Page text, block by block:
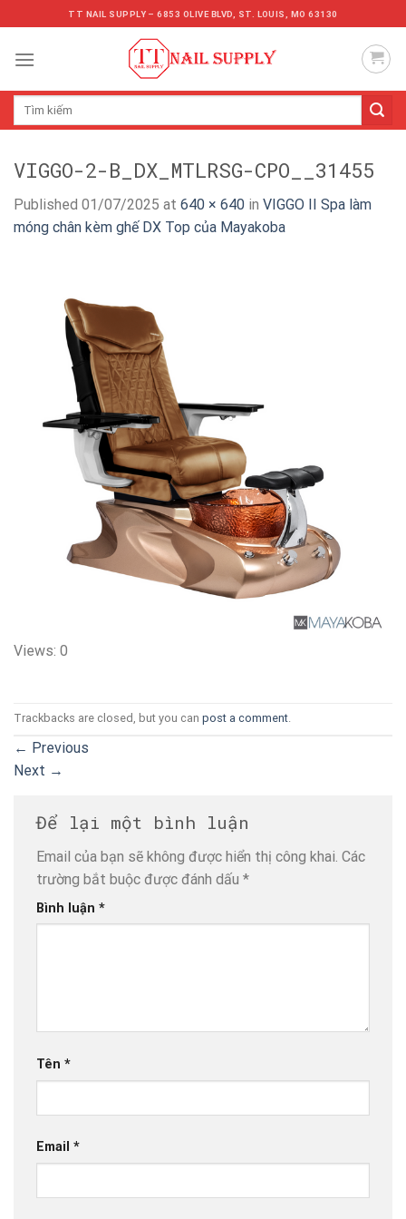
to
content
TT NAIL SUPPLY – 6853 OLIVE BLVD, ST. LOUIS, MO 63130
Tìm
VIGGO-2-B_DX_MTLRSG-CPO__31455
Published 01/07/2025 at 640 × 640 in VIGGO II Spa làm
móng chân kèm ghế DX Top của Mayakoba
Views: 0
Trackbacks are closed, but you can post a comment.
← Previous
Next →
Để lại một bình luận
Email của bạn sẽ không được hiển thị công khai. Các
trường bắt buộc được đánh dấu *
Bình luận *
Tên *
Email *